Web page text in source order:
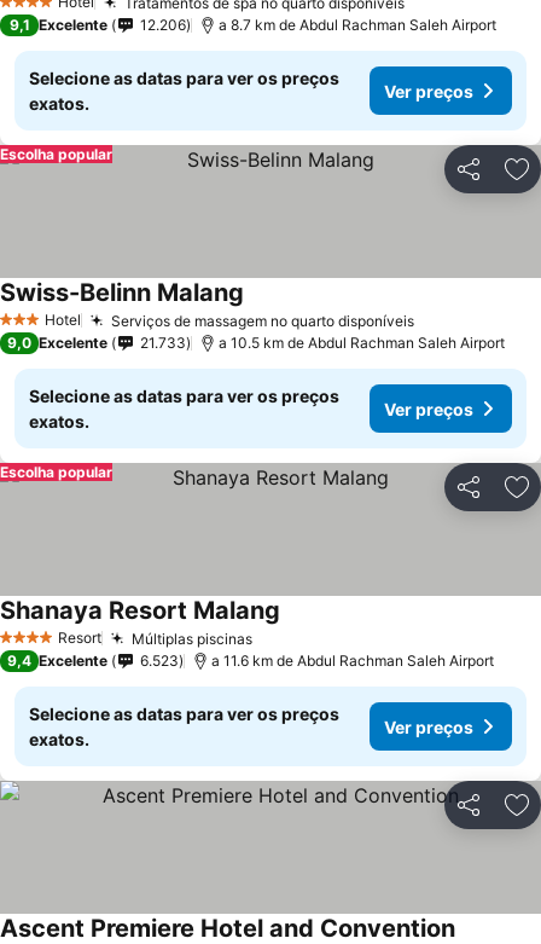
4 Estrelas
9,1 Excelente 12.206 a 8.7 km de Abdul Rachman Saleh Airport
Selecione as datas para ver os preços
exatos.
Ver preços
Partilhar
Escolha popular
3 EstrelasHotel Serviços de massagem no quarto disponíveis
Swiss-Belinn Malang
9,0 Excelente 21.733 a 10.5 km de Abdul Rachman Saleh Airport
Selecione as datas para ver os preços
exatos.
Ver preços
Partilhar
Escolha popular
4 EstrelasResort Múltiplas piscinas
Shanaya Resort Malang
9,4 Excelente 6.523 a 11.6 km de Abdul Rachman Saleh Airport
Selecione as datas para ver os preços
exatos.
Ver preços
Partilhar
Ascent Premiere Hotel and Convention